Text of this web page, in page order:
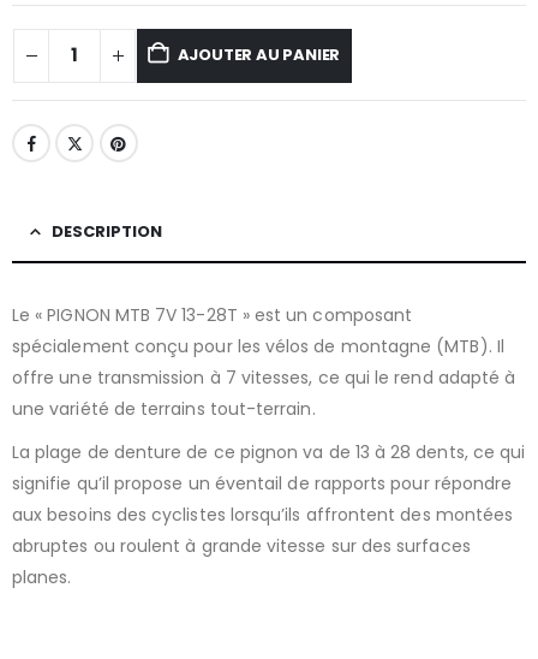
AJOUTER AU PANIER
DESCRIPTION
Le « PIGNON MTB 7V 13-28T » est un composant
spécialement conçu pour les vélos de montagne (MTB). Il
offre une transmission à 7 vitesses, ce qui le rend adapté à
une variété de terrains tout-terrain.
La plage de denture de ce pignon va de 13 à 28 dents, ce qui
signifie qu’il propose un éventail de rapports pour répondre
aux besoins des cyclistes lorsqu’ils affrontent des montées
abruptes ou roulent à grande vitesse sur des surfaces
planes.